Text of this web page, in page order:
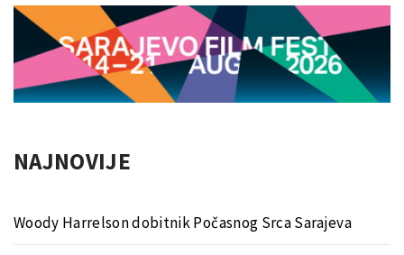
NAJNOVIJE
Woody Harrelson dobitnik Počasnog Srca Sarajeva